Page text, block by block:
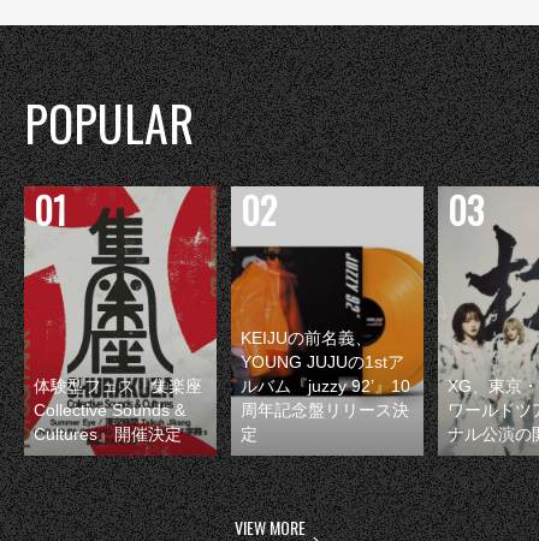
POPULAR
体験型フェス『集楽座
Collective Sounds &
Cultures』開催決定
KEIJUの前名義、
YOUNG JUJUの1stア
ルバム『juzzy 92’』10
周年記念盤リリース決
定
XG、東京
ワールドツ
ナル公演の
VIEW MORE